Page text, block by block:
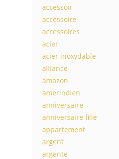
accessoir
accessoire
accessoires
acier
acier inoxydable
alliance
amazon
amerindien
anniversaire
anniversaire fille
appartement
argent
argente